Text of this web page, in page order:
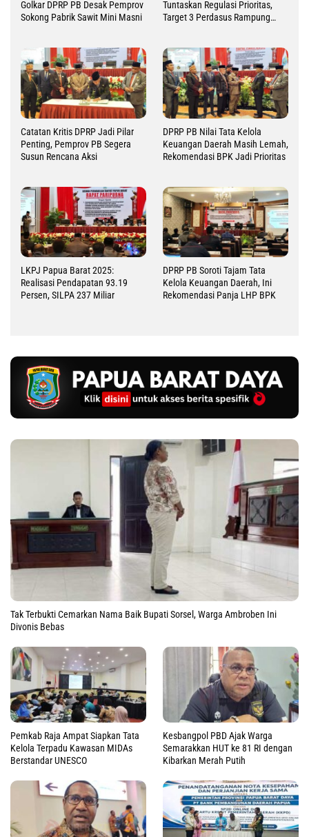
Golkar DPRP PB Desak Pemprov
Sokong Pabrik Sawit Mini Masni
Tuntaskan Regulasi Prioritas,
Target 3 Perdasus Rampung
Catatan Kritis DPRP Jadi Pilar
Penting, Pemprov PB Segera
Susun Rencana Aksi
DPRP PB Nilai Tata Kelola
Keuangan Daerah Masih Lemah,
Rekomendasi BPK Jadi Prioritas
LKPJ Papua Barat 2025:
Realisasi Pendapatan 93.19
Persen, SILPA 237 Miliar
DPRP PB Soroti Tajam Tata
Kelola Keuangan Daerah, Ini
Rekomendasi Panja LHP BPK
Tak Terbukti Cemarkan Nama Baik Bupati Sorsel, Warga Ambroben Ini
Divonis Bebas
Pemkab Raja Ampat Siapkan Tata
Kelola Terpadu Kawasan MIDAs
Berstandar UNESCO
Kesbangpol PBD Ajak Warga
Semarakkan HUT ke 81 RI dengan
Kibarkan Merah Putih